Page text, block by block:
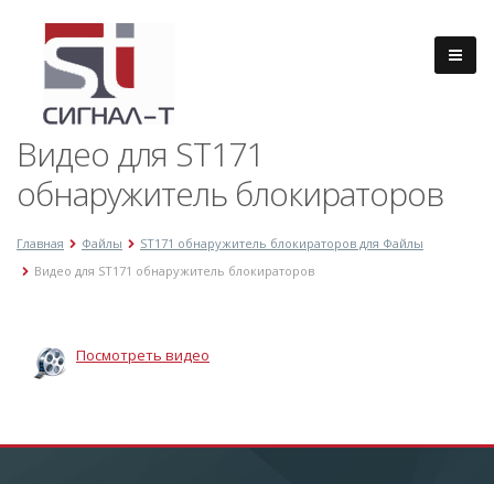
Видео для ST171
обнаружитель блокираторов
Главная Файлы
ST171 обнаружитель блокираторов для Файлы
Видео для ST171 обнаружитель блокираторов
Посмотреть видео